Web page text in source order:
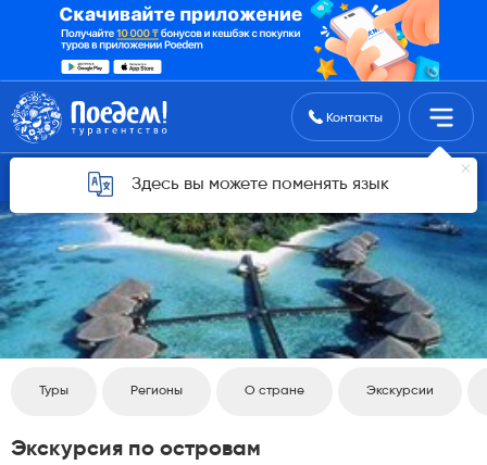
Поиск туровКонтакты
Здесь вы можете поменять язык
Вернуться назад
Туры Регионы О стране Экскурсии
Экскурсия по островам